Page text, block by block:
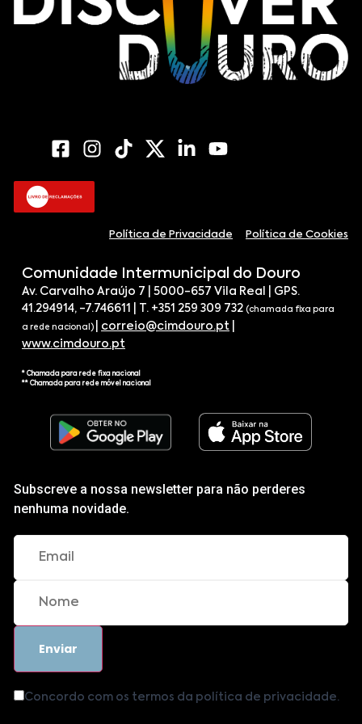
Política de Privacidade Política de Cookies
Comunidade Intermunicipal do Douro
Av. Carvalho Araújo 7 | 5000-657 Vila Real | GPS.
41.294914, -7.746611 | T. +351 259 309 732 (chamada fixa para
a rede nacional) correio@cimdouro.pt
www.cimdouro.pt
* Chamada para rede fixa nacional
** Chamada para rede móvel nacional
Subscreve a nossa newsletter para não perderes
nenhuma novidade.
Concordo com os termos da política de privacidade.